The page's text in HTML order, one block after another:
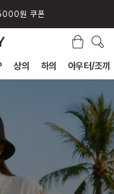
인 쿠폰
상의 하의 아우터/조끼